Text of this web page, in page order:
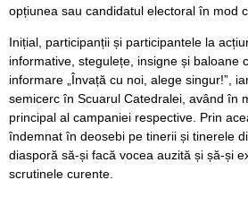
opțiunea sau candidatul electoral în mod
Inițial, participanții și participantele la
informative, stegulețe, insigne și baloane
informare „Învață cu noi, alege singur!”,
semicerc în Scuarul Catedralei, având în
principal al campaniei respective. Prin
îndemnat în deosebi pe tinerii și tinerele
diasporă să-și facă vocea auzită și șă-și
scrutinele curente.